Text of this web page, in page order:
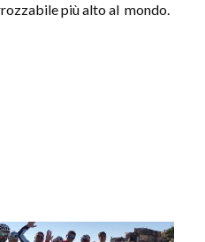
più alto al mondo.